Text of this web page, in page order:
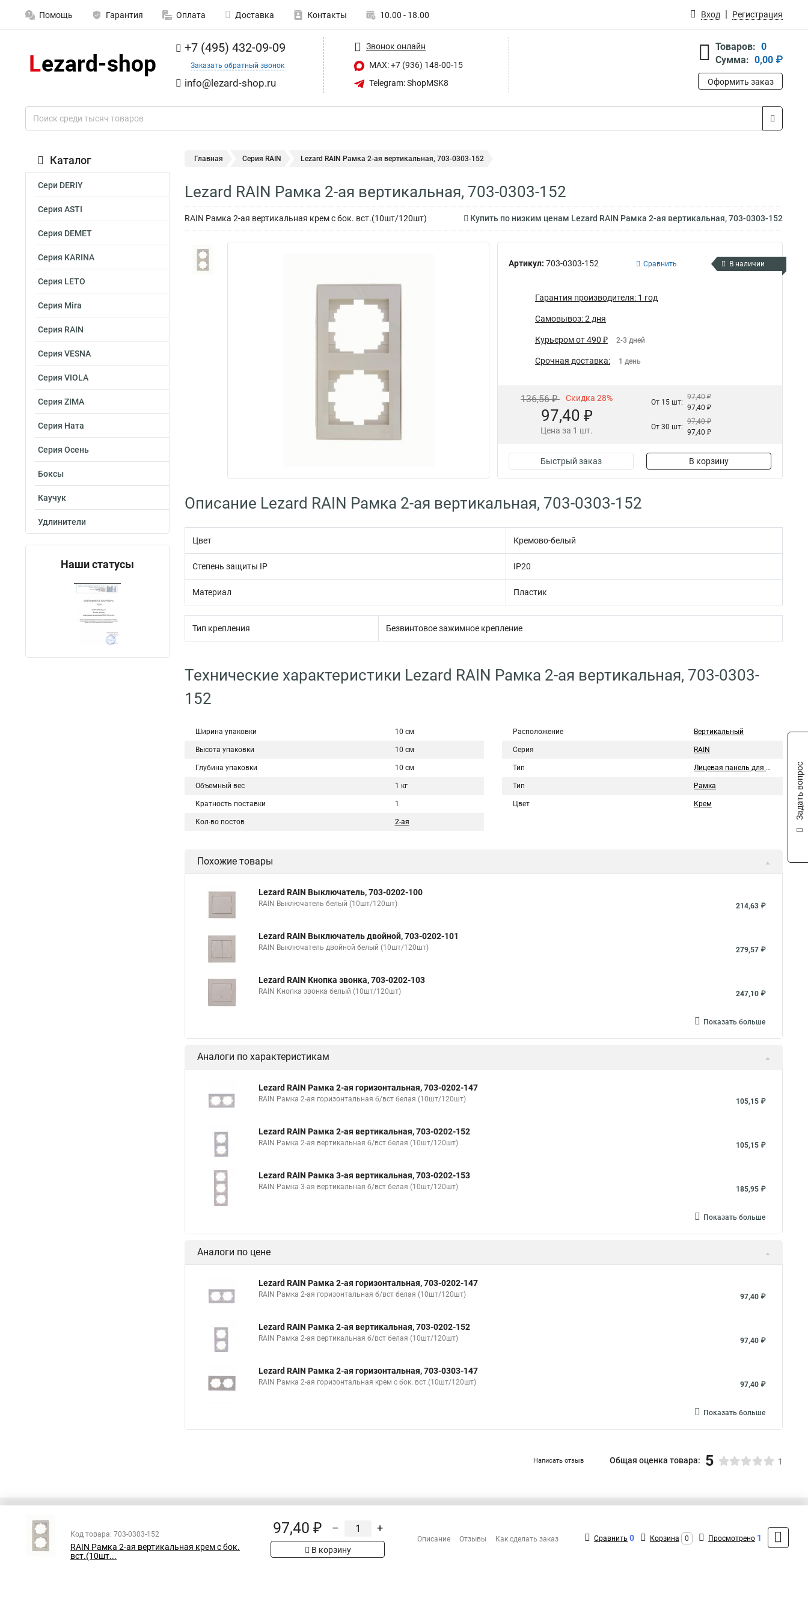
Помощь Гарантия Оплата Доставка Контакты 10.00 - 18.00 Вход Регистрация
+7 (495) 432-09-09
Заказать обратный звонок
info@lezard-shop.ru
Звонок онлайн
MAX: +7 (936) 148-00-15
Telegram: ShopMSK8
Товаров: 0
Сумма: 0,00 ₽
Оформить заказ
Каталог
Сери DERIY
Серия ASTI
Серия DEMET
Серия KARINA
Серия LETO
Серия Mira
Серия RAIN
Серия VESNA
Серия VIOLA
Серия ZIMA
Серия Ната
Серия Осень
Боксы
Каучук
Удлинители
Наши статусы
Главная Серия RAIN Lezard RAIN Рамка 2-ая вертикальная, 703-0303-152
Lezard RAIN Рамка 2-ая вертикальная, 703-0303-152
RAIN Рамка 2-ая вертикальная крем с бок. вст.(10шт/120шт) Купить по низким ценам Lezard RAIN Рамка 2-ая вертикальная, 703-0303-152
Артикул: 703-0303-152 Сравнить В наличии
Гарантия производителя: 1 год
Самовывоз: 2 дня
Курьером от 490 ₽ 2-3 дней
Срочная доставка: 1 день
136,56 ₽ Скидка 28%
97,40 ₽
Цена за 1 шт.
От 15 шт:
97,40 ₽
97,40 ₽
От 30 шт:
97,40 ₽
97,40 ₽
Быстрый заказ В корзину
Описание Lezard RAIN Рамка 2-ая вертикальная, 703-0303-152
Цвет Кремово-белый
Степень защиты IP IP20
Материал Пластик
Тип крепления Безвинтовое зажимное крепление
Технические характеристики Lezard RAIN Рамка 2-ая вертикальная, 703-0303-
152
Ширина упаковки 10 см
Высота упаковки 10 см
Глубина упаковки 10 см
Объемный вес 1 кг
Кратность поставки 1
Кол-во постов 2-ая
Расположение Вертикальный
Серия RAIN
Тип Лицевая панель для розетки/выключателя
Тип Рамка
Цвет Крем
Похожие товары
Lezard RAIN Выключатель, 703-0202-100
RAIN Выключатель белый (10шт/120шт) 214,63 ₽
Lezard RAIN Выключатель двойной, 703-0202-101
RAIN Выключатель двойной белый (10шт/120шт) 279,57 ₽
Lezard RAIN Кнопка звонка, 703-0202-103
RAIN Кнопка звонка белый (10шт/120шт) 247,10 ₽
Показать больше
Аналоги по характеристикам
Lezard RAIN Рамка 2-ая горизонтальная, 703-0202-147
RAIN Рамка 2-ая горизонтальная б/вст белая (10шт/120шт) 105,15 ₽
Lezard RAIN Рамка 2-ая вертикальная, 703-0202-152
RAIN Рамка 2-ая вертикальная б/вст белая (10шт/120шт) 105,15 ₽
Lezard RAIN Рамка 3-ая вертикальная, 703-0202-153
RAIN Рамка 3-ая вертикальная б/вст белая (10шт/120шт) 185,95 ₽
Показать больше
Аналоги по цене
Lezard RAIN Рамка 2-ая горизонтальная, 703-0202-147
RAIN Рамка 2-ая горизонтальная б/вст белая (10шт/120шт) 97,40 ₽
Lezard RAIN Рамка 2-ая вертикальная, 703-0202-152
RAIN Рамка 2-ая вертикальная б/вст белая (10шт/120шт) 97,40 ₽
Lezard RAIN Рамка 2-ая горизонтальная, 703-0303-147
RAIN Рамка 2-ая горизонтальная крем с бок. вст.(10шт/120шт) 97,40 ₽
Показать больше
Написать отзыв Общая оценка товара: 5 1
Все права защищены
Сотрудничество
+7 (495) 432-09-09
MAX: +7 (936) 148-00-15
Код товара: 703-0303-152
RAIN Рамка 2-ая вертикальная крем с бок.
вст.(10шт...
97,40 ₽ – +
В корзину
Описание Отзывы Как сделать заказ Сравнить 0 Корзина 0 Просмотрено 1
Задать вопрос